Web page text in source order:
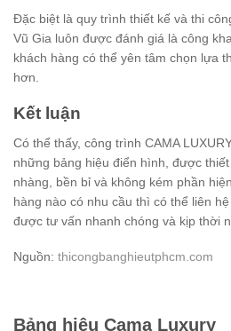
Bảng hiệu Cama Luxury
Đặc biệt là quy trình thiết kế và thi
Vũ Gia luôn được đánh giá là công
khách hàng có thể yên tâm chọn lựa
hơn.
Kết luận
Có thể thấy, công trình CAMA
những bảng hiệu điển hình, được
nhàng, bền bỉ và không kém phần
hàng nào có nhu cầu thì có thể liên
được tư vấn nhanh chóng và kịp thời
Nguồn: thicongbanghieutphcm.com